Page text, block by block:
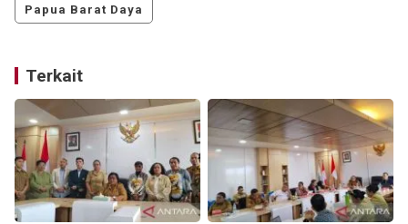
Papua Barat Daya
Terkait